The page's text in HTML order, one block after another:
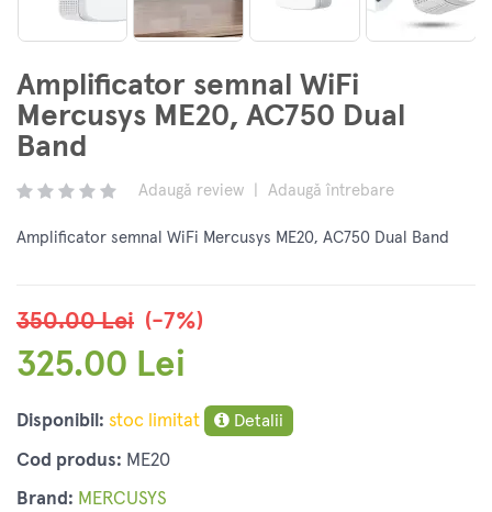
Amplificator semnal WiFi
Mercusys ME20, AC750 Dual
Band
Adaugă review Adaugă întrebare
Amplificator semnal WiFi Mercusys ME20, AC750 Dual Band
350.00 Lei (-7%)
325.00 Lei
Disponibil: stoc limitat Detalii
Cod produs: ME20
Brand: MERCUSYS